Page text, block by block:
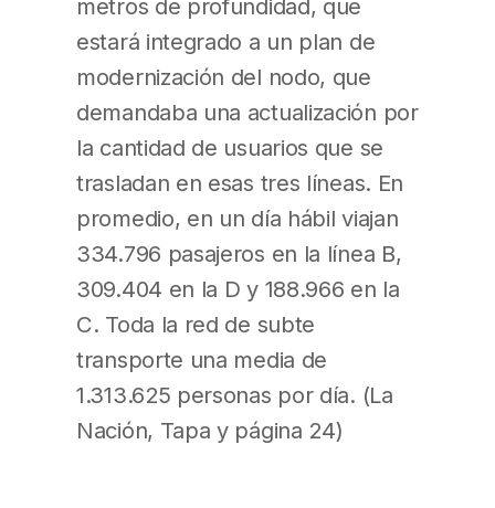
metros de profundidad, que
estará integrado a un plan de
modernización del nodo, que
demandaba una actualización por
la cantidad de usuarios que se
trasladan en esas tres líneas. En
promedio, en un día hábil viajan
334.796 pasajeros en la línea B,
309.404 en la D y 188.966 en la
C. Toda la red de subte
transporte una media de
1.313.625 personas por día. (La
Nación, Tapa y página 24)